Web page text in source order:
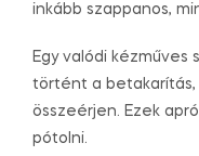
inkább szappanos,
Egy valódi
történt a betakarítás,
összeérjen. Ezek
pótolni.